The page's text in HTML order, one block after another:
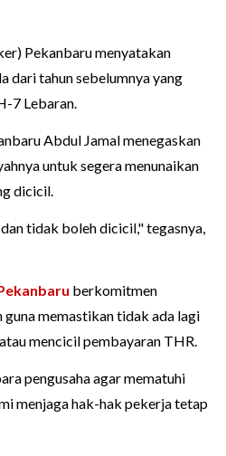
Pekanbaru menyatakan
dari tahun sebelumnya yang
7 Lebaran.
Abdul Jamal menegaskan
untuk segera menunaikan
dicicil.
tidak boleh dicicil," tegasnya,
berkomitmen
memastikan tidak ada lagi
mencicil pembayaran THR.
pengusaha agar mematuhi
menjaga hak-hak pekerja tetap